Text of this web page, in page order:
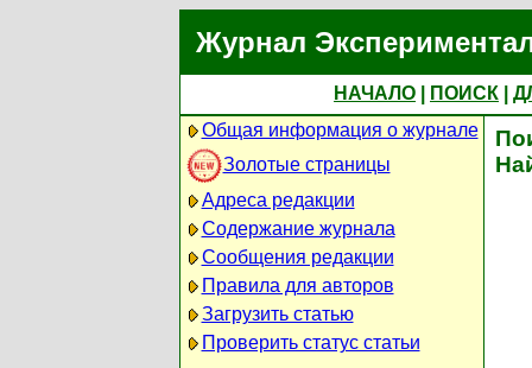
Журнал
НАЧАЛО ПОИСК
Общая информация о журнале
Золотые страницы
Адреса редакции
Содержание журнала
Сообщения редакции
Правила для авторов
Загрузить статью
Проверить статус статьи